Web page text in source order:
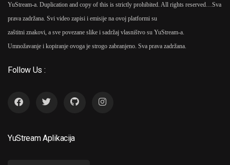
YuStream-a. Duplication and copy of this is strictly prohibited. All rights reserved… Sva
prava zadržana. Svi video zapisi i emisije na ovoj platformi su
zaštitni znakovi, a sve povezane slike i sadržaj vlasništvo su YuStream-a.
Umnožavanje i kopiranje ovoga je strogo zabranjeno. Sva prava zadržana.
Follow Us :
YuStream Aplikacija